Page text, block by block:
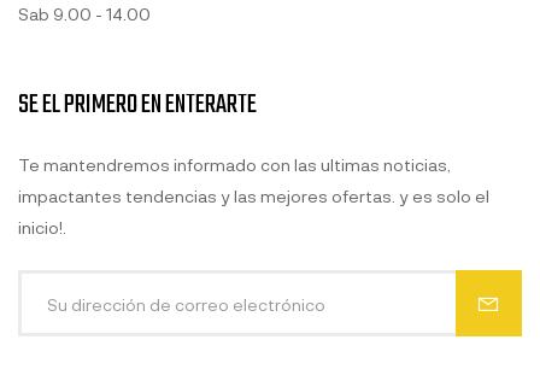
Sab 9.00 - 14.00
SE EL PRIMERO EN ENTERARTE
Te mantendremos informado con las ultimas noticias,
impactantes tendencias y las mejores ofertas. y es solo el
inicio!.